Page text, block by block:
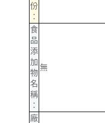
份
：
食
品
添
加
物
名
稱
：
無
廠